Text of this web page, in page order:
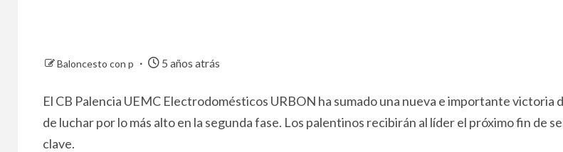
Baloncesto con p 5 años atrás
El CB Palencia UEMC Electrodomésticos URBON ha sumado una nueva e importante victoria
de luchar por lo más alto en la segunda fase. Los palentinos recibirán al líder el próximo fin de
clave.